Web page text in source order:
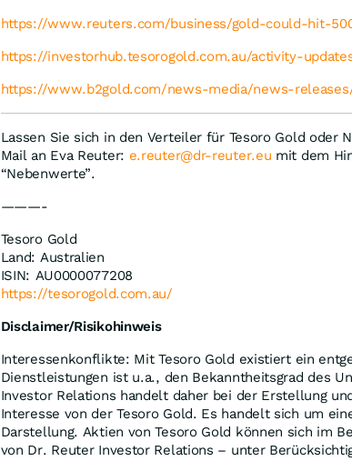
https://www.reuters.com/business/gold-could-hit-
https://investorhub.tesorogold.com.au/activity-
https://www.b2gold.com/news-media/news-
Lassen Sie sich in den Verteiler für Tesoro Gold oder
Mail an Eva Reuter: e.reuter@dr-reuter.eu mit dem
“Nebenwerte”.
———-
Tesoro Gold
Land: Australien
ISIN: AU0000077208
https://tesorogold.com.au/
Disclaimer/Risikohinweis
Interessenkonflikte: Mit Tesoro Gold existiert ein
Dienstleistungen ist u.a., den Bekanntheitsgrad des
Investor Relations handelt daher bei der Erstellung
Interesse von der Tesoro Gold. Es handelt sich um
Darstellung. Aktien von Tesoro Gold können sich im
von Dr. Reuter Investor Relations – unter